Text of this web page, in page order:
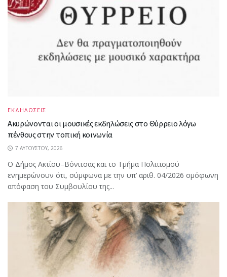
ΕΚΔΗΛΩΣΕΙΣ
Ακυρώνονται οι μουσικές εκδηλώσεις στο Θύρρειο λόγω
πένθους στην τοπική κοινωνία
7 ΑΥΓΟΎΣΤΟΥ, 2026
Ο Δήμος Ακτίου–Βόνιτσας και το Τμήμα Πολιτισμού
ενημερώνουν ότι, σύμφωνα με την υπ’ αριθ. 04/2026 ομόφωνη
απόφαση του Συμβουλίου της...